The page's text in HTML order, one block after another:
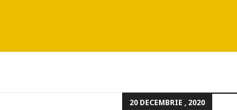
20 DECEMBRIE , 2020